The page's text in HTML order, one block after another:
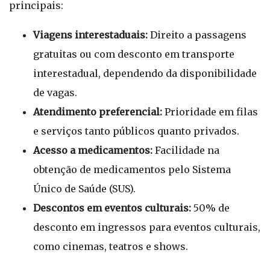
principais:
Viagens interestaduais: Direito a passagens
gratuitas ou com desconto em transporte
interestadual, dependendo da disponibilidade
de vagas.
Atendimento preferencial: Prioridade em filas
e serviços tanto públicos quanto privados.
Acesso a medicamentos: Facilidade na
obtenção de medicamentos pelo Sistema
Único de Saúde (SUS).
Descontos em eventos culturais: 50% de
desconto em ingressos para eventos culturais,
como cinemas, teatros e shows.